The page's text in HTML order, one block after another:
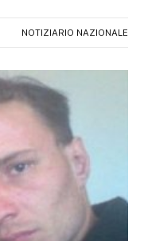
NOTIZIARIO NAZIONALE